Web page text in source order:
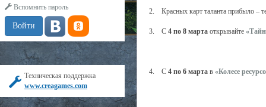
Вспомнить пароль
Техническая поддержка
www.creagames.com
2. Красных карт таланта прибыло –
3. С 4 по 8 марта открывайте
4. С 4 по 6 марта в «Колесе